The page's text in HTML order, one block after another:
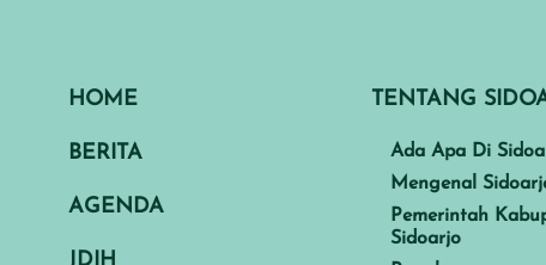
HOME
BERITA
AGENDA
TENTANG
Ada Apa Di
Mengenal
Pemerintah
Sidoarjo